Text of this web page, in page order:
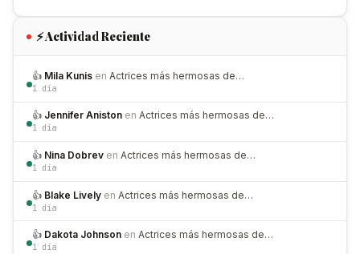
⚡ Actividad Reciente
👍 Mila Kunis en Actrices más hermosas de…
1 día
👍 Jennifer Aniston en Actrices más hermosas de…
1 día
👍 Nina Dobrev en Actrices más hermosas de…
1 día
👍 Blake Lively en Actrices más hermosas de…
1 día
👍 Dakota Johnson en Actrices más hermosas de…
1 día